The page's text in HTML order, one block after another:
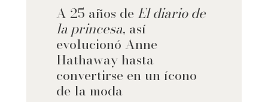
A 25 años de El diario de
la princesa, así
evolucionó Anne
Hathaway hasta
convertirse en un ícono
de la moda